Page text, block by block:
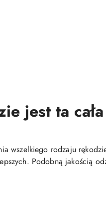
jest ta
wszelkiego rodzaju
Podobną jakością